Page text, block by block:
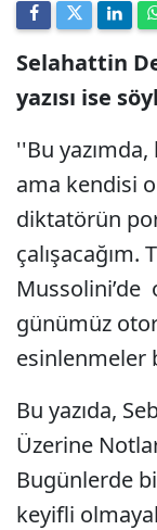
Selahattin
yazısı ise
''Bu
ama kendisi
diktatörün
çalışacağım.
Mussolini’de
günümüz
esinlenmeler
Bu yazıda,
Üzerine
Bugünlerde
keyifli